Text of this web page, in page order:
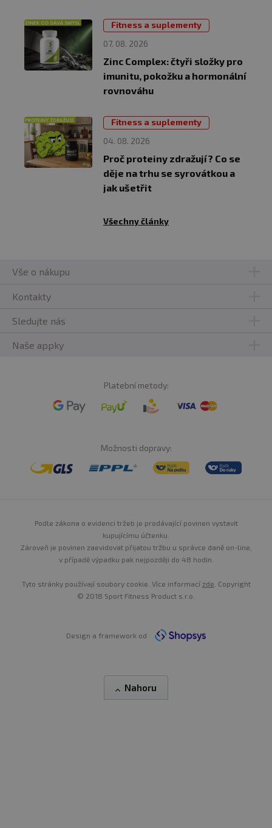
07. 08. 2026
Fitness a suplementy
Zinc Complex: čtyři složky pro
imunitu, pokožku a hormonální
rovnováhu
04. 08. 2026
Fitness a suplementy
Proč proteiny zdražují? Co se
děje na trhu se syrovátkou a
jak ušetřit
Všechny články
Vše o nákupu
Kontakty
Sledujte nás
Naše appky
Platební metody:
Možnosti dopravy:
Podle zákona o evidenci tržeb je prodávající povinen vystavit
kupujícímu účtenku.
Zároveň je povinen zaevidovat přijatou tržbu u správce daně on-line,
v případě výpadku pak nejpozději do 48 hodin.
Tyto stránky používají soubory cookie. Více informací zde . Copyright
© 2018 Sport Fitness Product s.r.o.
Design a framework od
Nahoru